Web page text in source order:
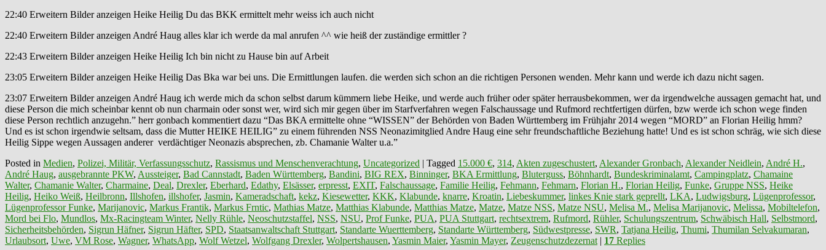
22:40 Erweitern Bilder anzeigen Heike Heilig Du das BKK ermittelt mehr weiss ich auch nicht
22:40 Erweitern Bilder anzeigen André Haug alles klar ich werde da mal anrufen ^^ wie heiß der zuständige ermittler ?
22:43 Erweitern Bilder anzeigen Heike Heilig Ich bin nicht zu Hause bin auf Arbeit
23:05 Erweitern Bilder anzeigen Heike Heilig Das Bka war bei uns. Die Ermittlungen laufen. die werden sich schon an die richtigen Personen wenden. Mehr kann und werde ich dazu nicht sagen.
23:07 Erweitern Bilder anzeigen André Haug ich werde mich da schon selbst darum kümmern liebe Heike, und werde auch früher oder später herrausbekommen, wer da irgendwelche aussagen gemacht hat, und
diese Person die mich scheinbar kennt ob nun charmain oder sonst wer, wird sich mir gegen über im Starfverfahren wegen Falschaussage und Rufmord rechtfertigen dürfen, bzw werde ich schon wege finden
diese Person rechtlich anzugehn.” herr gonbach kommentiert dazu “Das BKA ermittelte ohne “WISSEN” der Behörden von Baden Württemberg im Frühjahr 2014 wegen “MORD” an Florian Heilig hmm?
Und es ist schon irgendwie seltsam, dass die Mutter HEIKE HEILIG” zu einem führenden NSS Neonazimitglied Andre Haug eine sehr freundschaftliche Beziehung hatte! Und es ist schon schräg, wie sich diese
Heilig Sippe wegen Aussagen anderer verdächtiger Neonazis absprechen, zb. Chamanie Walter u.a.”
Posted in Medien, Polizei, Militär, Verfassungsschutz, Rassismus und Menschenverachtung, Uncategorized | Tagged 15.000 €, 314, Akten zugeschustert, Alexander Gronbach, Alexander Neidlein, André H.,
André Haug, ausgebrannte PKW, Aussteiger, Bad Cannstadt, Baden Württemberg, Bandini, BIG REX, Binninger, BKA Ermittlung, Bluterguss, Böhnhardt, Bundeskriminalamt, Campingplatz, Chamaine
Walter, Chamanie Walter, Charmaine, Deal, Drexler, Eberhard, Edathy, Elsässer, erpresst, EXIT, Falschaussage, Familie Heilig, Fehmann, Fehmarn, Florian H., Florian Heilig, Funke, Gruppe NSS, Heike
Heilig, Heiko Weiß, Heilbronn, Illshofen, illshofer, Jasmin, Kameradschaft, kekz, Kiesewetter, KKK, Klabunde, knarre, Kroatin, Liebeskummer, linkes Knie stark geprellt, LKA, Ludwigsburg, Lügenprofessor,
Lügenprofessor Funke, Marijanovic, Markus Frantik, Markus Frntic, Mathias Matze, Matthias Klabunde, Matthias Matze, Matze, Matze NSS, Matze NSU, Melisa M., Melisa Marijanovic, Melissa, Mobiltelefon,
Mord bei Flo, Mundlos, Mx-Racingteam Winter, Nelly Rühle, Neoschutzstaffel, NSS, NSU, Prof Funke, PUA, PUA Stuttgart, rechtsextrem, Rufmord, Rühler, Schulungszentrum, Schwäbisch Hall, Selbstmord,
Sicherheitsbehörden, Sigrun Häfner, Sigrun Häfter, SPD, Staatsanwaltschaft Stuttgart, Standarte Wuerttemberg, Standarte Württemberg, Südwestpresse, SWR, Tatjana Heilig, Thumi, Thumilan Selvakumaran,
Urlaubsort, Uwe, VM Rose, Wagner, WhatsApp, Wolf Wetzel, Wolfgang Drexler, Wolpertshausen, Yasmin Maier, Yasmin Mayer, Zeugenschutzdezernat | 17 Replies